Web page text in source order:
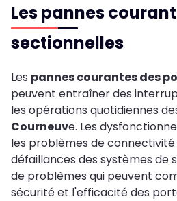
Les pannes
sectionnelles
Les pannes courantes des
peuvent entraîner des
les opérations quotidiennes
Courneuve. Les
les problèmes de
défaillances des systèmes de
de problèmes qui peuvent
sécurité et l'efficacité des